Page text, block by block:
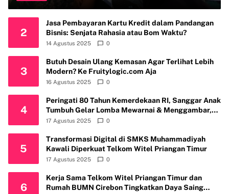
2
Jasa Pembayaran Kartu Kredit dalam Pandangan
Bisnis: Senjata Rahasia atau Bom Waktu?
14 Agustus 2025 0
3
Butuh Desain Ulang Kemasan Agar Terlihat Lebih
Modern? Ke Fruitylogic.com Aja
16 Agustus 2025 0
4
Peringati 80 Tahun Kemerdekaan RI, Sanggar Anak
Tumbuh Gelar Lomba Mewarnai & Menggambar,
Ajak Anak Cintai Batik Nusantara
17 Agustus 2025 0
5
Transformasi Digital di SMKS Muhammadiyah
Kawali Diperkuat Telkom Witel Priangan Timur
17 Agustus 2025 0
6
Kerja Sama Telkom Witel Priangan Timur dan
Rumah BUMN Cirebon Tingkatkan Daya Saing